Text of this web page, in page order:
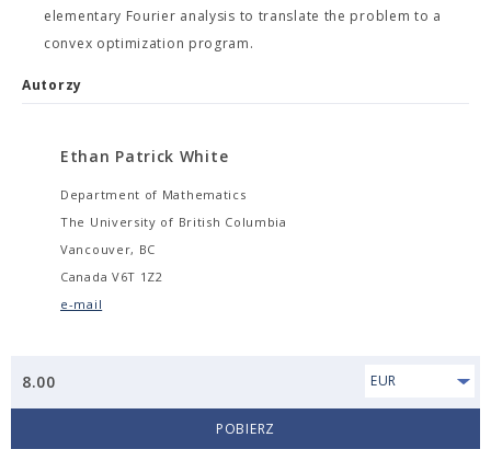
elementary Fourier analysis to translate the problem to a
convex optimization program.
Autorzy
Ethan Patrick White
Department of Mathematics
The University of British Columbia
Vancouver, BC
Canada V6T 1Z2
e-mail
8.00 EUR
POBIERZ